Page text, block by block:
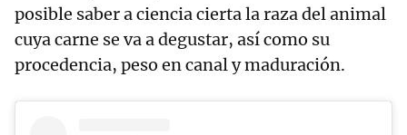
posible saber a ciencia cierta la raza del animal
cuya carne se va a degustar, así como su
procedencia, peso en canal y maduración.